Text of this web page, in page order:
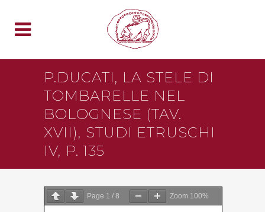
P.DUCATI, LA STELE DI
TOMBARELLE NEL
BOLOGNESE (TAV.
XVII), STUDI ETRUSCHI
IV, P. 135
Page 1 / 8 Zoom 100%